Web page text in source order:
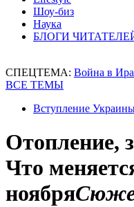
Шоу-биз
Наука
БЛОГИ
СПЕЦТЕМА: Война в
ВСЕ ТЕМЫ
Вступление
Отопление,
Что
ноября